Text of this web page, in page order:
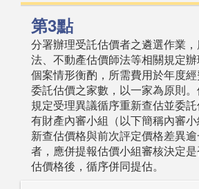
第3點
分署辦理受託估價者之遴選作業
法、不動產估價師法等相關規定
個案情形衡酌，所需費用於年度經
委託估價之家數，以一家為原則
規定受理異議循序重新查估並委
有財產內審小組（以下簡稱內審
新查估價格與前次評定價格差異
者，應併提報估價小組審核決定
估價格後，循序併同提估。